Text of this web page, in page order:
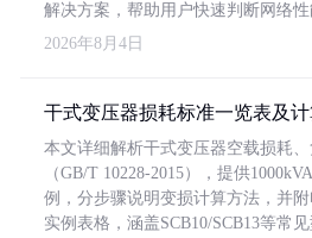
解决方案，帮助用户快速判断网络性
2026年8月4日
干式变压器损耗标准一览表及
本文详细解析干式变压器空载损耗
（GB/T 10228-2015），提供
例，分步骤说明变损计算方法，并
实例表格，涵盖SCB10/SCB13等常